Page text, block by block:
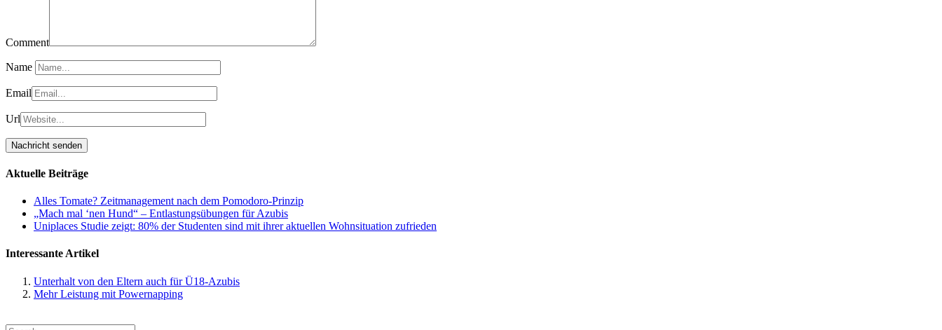
Comment
Name
Email
Url
Aktuelle Beiträge
Alles Tomate? Zeitmanagement nach dem Pomodoro-Prinzip
„Mach mal ‘nen Hund“ – Entlastungsübungen für Azubis
Uniplaces Studie zeigt: 80% der Studenten sind mit ihrer aktuellen Wohnsituation zufrieden
Interessante Artikel
Unterhalt von den Eltern auch für Ü18-Azubis
Mehr Leistung mit Powernapping